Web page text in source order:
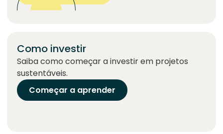
Como investir
Saiba como começar a investir em projetos
sustentáveis.
Começar a aprender